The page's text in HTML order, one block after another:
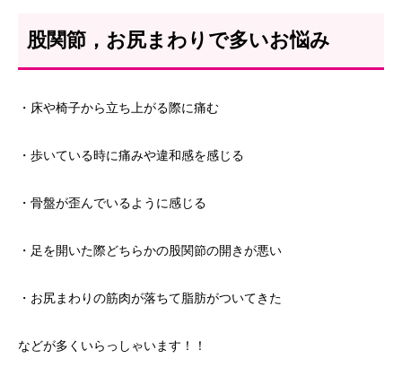
股関節，お尻まわりで多いお悩み
・床や椅子から立ち上がる際に痛む
・歩いている時に痛みや違和感を感じる
・骨盤が歪んでいるように感じる
・足を開いた際どちらかの股関節の開きが悪い
・お尻まわりの筋肉が落ちて脂肪がついてきた
などが多くいらっしゃいます！！